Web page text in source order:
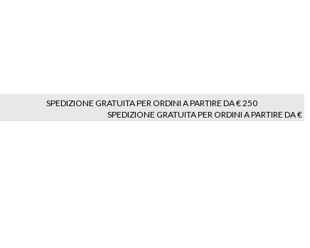
SPEDIZIONE GRATUITA PER ORDINI A PARTIRE DA € 250
SPEDIZIONE GRATUITA PER ORDINI A PARTIRE DA €